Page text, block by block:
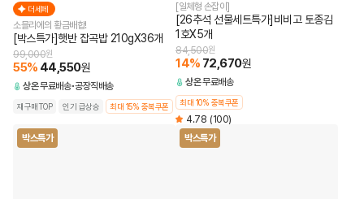
더세페
소믈리에의 황금배합!
[박스특가]햇반 잡곡밥 210gX36개
99,000원
55% 44,550원
상온무료배송 공장직배송
재구매TOP 인기 급상승 최대 15% 중복쿠폰
[일체형 손잡이]
[26추석 선물세트특가]비비고 토종김
1호X5개
84,500원
14% 72,670원
상온무료배송
최대 10% 중복쿠폰
4.78 (100)
박스특가
박스특가